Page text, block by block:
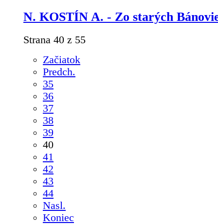
N. KOSTÍN A. - Zo starých
Strana 40 z 55
Začiatok
Predch.
35
36
37
38
39
40
41
42
43
44
Nasl.
Koniec